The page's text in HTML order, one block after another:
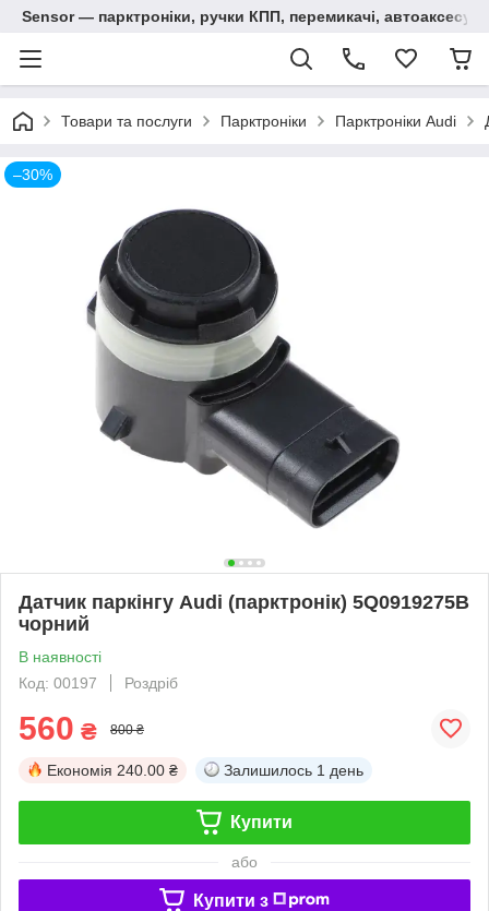
Sensor — парктроніки, ручки КПП, перемикачі,
Товари та послуги Парктроніки Парктроніки Audi
–30%
Датчик паркінгу Audi (парктронік) 5Q0919275B
чорний
В наявності
Код: 00197
Роздріб
560 ₴ 800 ₴
Економія 240.00 ₴ Залишилось 1 день
Купити
або
Купити з